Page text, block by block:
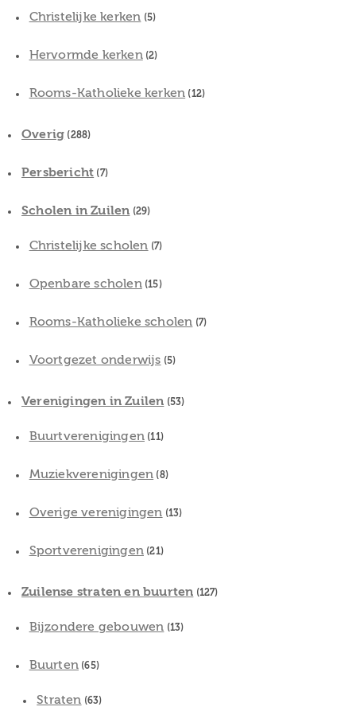
Christelijke kerken (5)
Hervormde kerken(2)
Rooms-Katholieke kerken (12)
Overig (288)
Persbericht (7)
Scholen in Zuilen (29)
Christelijke scholen (7)
Openbare scholen(15)
Rooms-Katholieke scholen (7)
Voortgezet onderwijs (5)
Verenigingen in Zuilen (53)
Buurtverenigingen (11)
Muziekverenigingen (8)
Overige verenigingen (13)
Sportverenigingen (21)
Zuilense straten en buurten (127)
Bijzondere gebouwen (13)
Buurten (65)
Straten (63)